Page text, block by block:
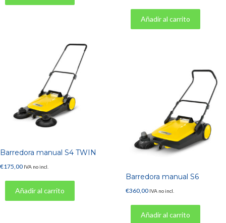
Añadir al carrito
Barredora manual S4 TWIN
€175,00 IVA no incl.
Añadir al carrito
Barredora manual S6
€360,00 IVA no incl.
Añadir al carrito